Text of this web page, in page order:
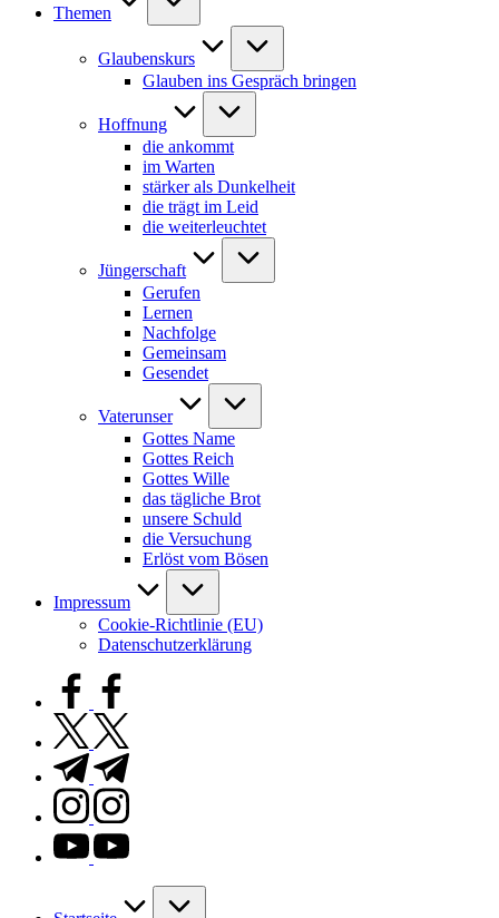
Themen
Glaubenskurs
Glauben ins Gespräch bringen
Hoffnung
die ankommt
im Warten
stärker als Dunkelheit
die trägt im Leid
die weiterleuchtet
Jüngerschaft
Gerufen
Lernen
Nachfolge
Gemeinsam
Gesendet
Vaterunser
Gottes Name
Gottes Reich
Gottes Wille
das tägliche Brot
unsere Schuld
die Versuchung
Erlöst vom Bösen
Impressum
Cookie-Richtlinie (EU)
Datenschutzerklärung
facebook.com
twitter.com
t.me
instagram.com
youtube.com